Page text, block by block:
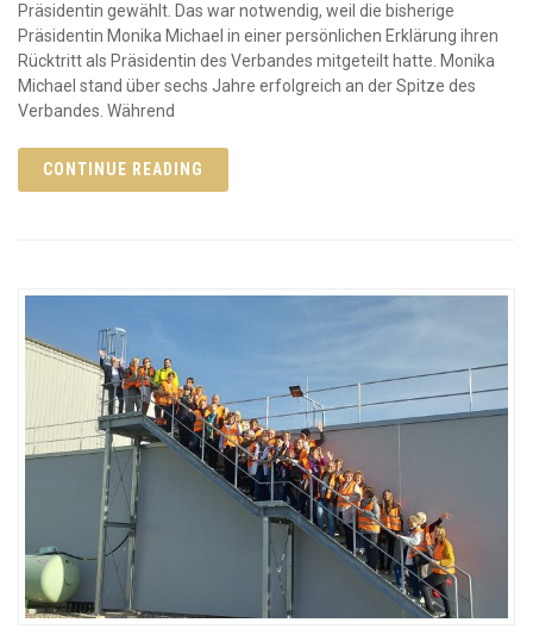
Präsidentin gewählt. Das war notwendig, weil die bisherige
Präsidentin Monika Michael in einer persönlichen Erklärung ihren
Rücktritt als Präsidentin des Verbandes mitgeteilt hatte. Monika
Michael stand über sechs Jahre erfolgreich an der Spitze des
Verbandes. Während
CONTINUE READING